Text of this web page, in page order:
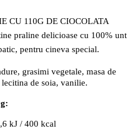
CU 110G DE CIOCOLATA
praline delicioase cu 100% unt
pentru cineva special.
grasimi vegetale, masa de
de soia, vanilie.
kJ / 400 kcal